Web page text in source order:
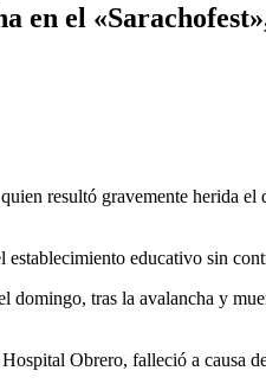
en el
resultó gravemente herida
establecimiento educativo sin
tras la avalancha y
Obrero, falleció a causa